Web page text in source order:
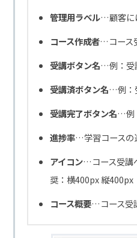
管理用ラベル…顧客に
コース作成者…コース
受講ボタン名…例：受
受講済ボタン名…例：
受講完了ボタン名…例
進捗率…学習コースの
アイコン…コース受講
奨：横400px 縦
コース概要…コース受